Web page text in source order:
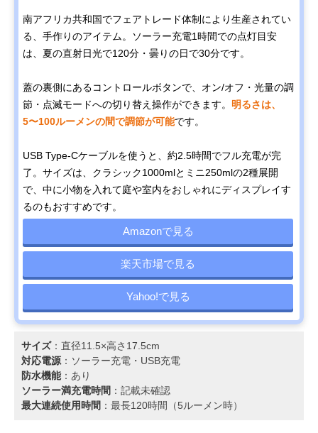
南アフリカ共和国でフェアトレード体制により生産されてい
る、手作りのアイテム。ソーラー充電1時間での点灯目安
は、夏の直射日光で120分・曇りの日で30分です。
蓋の裏側にあるコントロールボタンで、オン/オフ・光量の調
節・点滅モードへの切り替え操作ができます。 明るさは、
5〜100ルーメンの間で調節が可能です。
USB Type-Cケーブルを使うと、約2.5時間でフル充電が完
了。サイズは、クラシック1000mlとミニ250mlの2種展開
で、中に小物を入れて庭や室内をおしゃれにディスプレイす
るのもおすすめです。
Amazonで見る
楽天市場で見る
Yahoo!で見る
サイズ：直径11.5×高さ17.5cm
対応電源：ソーラー充電‎・USB充電
防水機能：あり
ソーラー満充電時間 ：記載未確認
最大連続使用時間 ：最長120時間（5ルーメン時）